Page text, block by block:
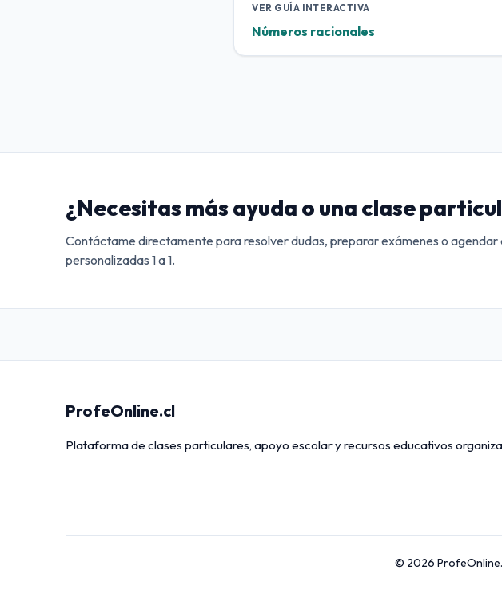
VER GUÍA INTERACTIVA
Números racionales
¿Necesitas más ayuda o una clase
Contáctame directamente para resolver dudas, preparar exámenes o agendar
personalizadas 1 a 1.
ProfeOnline.cl
Plataforma de clases particulares, apoyo escolar y recursos educativos
© 2026